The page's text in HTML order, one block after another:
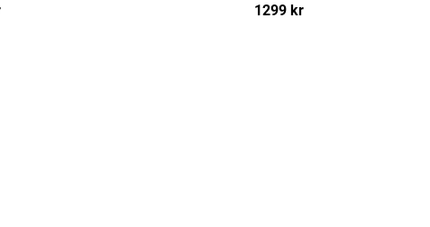
1299 kr